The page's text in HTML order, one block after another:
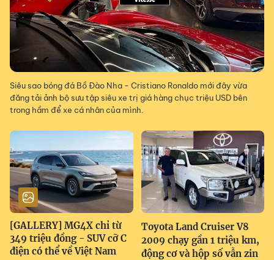
Siêu sao bóng đá Bồ Đào Nha - Cristiano Ronaldo mới đây vừa
đăng tải ảnh bộ sưu tập siêu xe trị giá hàng chục triệu USD bên
trong hầm để xe cá nhân của mình.
[GALLERY] MG4X chỉ từ
349 triệu đồng - SUV cỡ C
điện có thể về Việt Nam
Toyota Land Cruiser V8
2009 chạy gần 1 triệu km,
động cơ và hộp số vẫn zin